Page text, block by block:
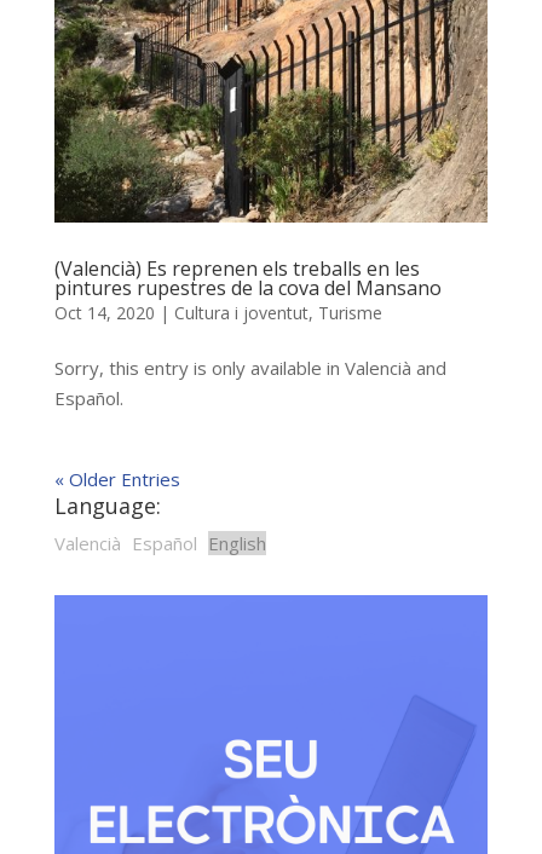
(Valencià) Es reprenen els treballs en les
pintures rupestres de la cova del Mansano
Oct 14, 2020 | Cultura i joventut, Turisme
Sorry, this entry is only available in Valencià and
Español.
« Older Entries
Language:
Valencià Español English